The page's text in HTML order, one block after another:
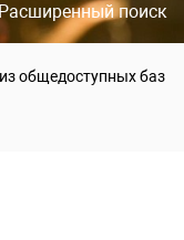
Расширенный поиск
общедоступных баз